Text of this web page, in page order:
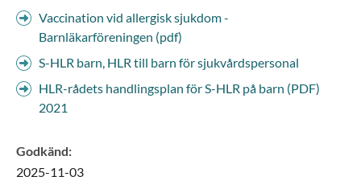
Vaccination vid allergisk sjukdom -
Barnläkarföreningen (pdf)
S-HLR barn, HLR till barn för sjukvårdspersonal
HLR-rådets handlingsplan för S-HLR på barn (PDF)
2021
Godkänd:
2025-11-03